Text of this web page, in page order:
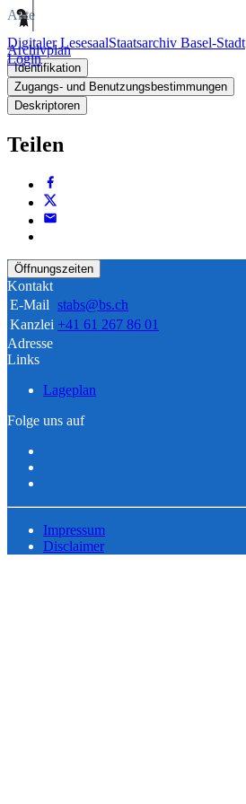
Digitaler LesesaalStaatsarchiv Basel-Stadt
Login
Akte
Archivplan
Identifikation
Zugangs- und Benutzungsbestimmungen
Deskriptoren
Teilen
Öffnungszeiten
Kontakt
E-Mail stabs@bs.ch
Kanzlei +41 61 267 86 01
Adresse
Links
Lageplan
Folge uns auf
Impressum
Disclaimer